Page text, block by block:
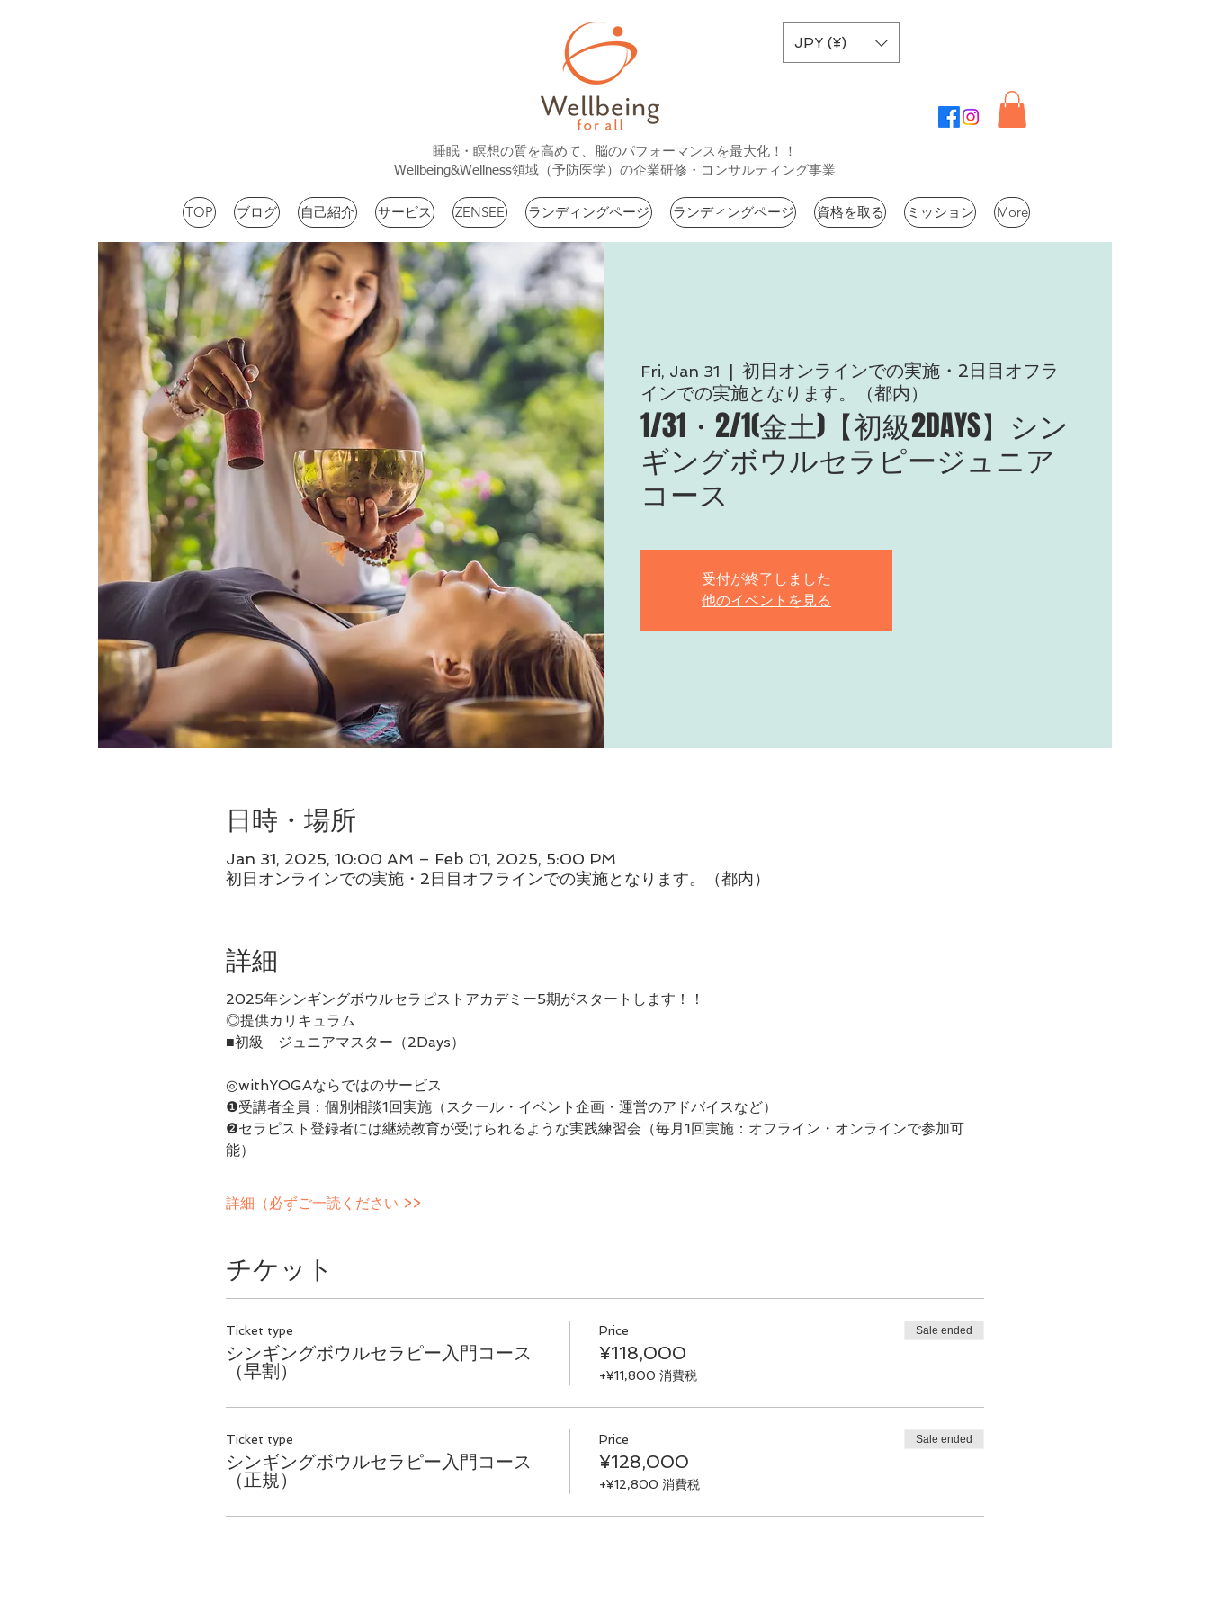
JPY (¥)
睡眠・瞑想の質を高めて、脳のパフォーマンスを最大化！！
Wellbeing&Wellness領域（予防医学）の企業研修・コンサルティング事業
TOP ブログ 自己紹介 サービス ZENSEE ランディングページ ランディングページ 資格を取る ミッション More
Fri, Jan 31
初日オンラインでの実施・2日目オフラ
インでの実施となります。（都内）
1/31・2/1(金土)【初級2DAYS】シン
ギングボウルセラピージュニア
コース
受付が終了しました
他のイベントを見る
日時・場所
Jan 31, 2025, 10:00 AM – Feb 01, 2025, 5:00 PM
初日オンラインでの実施・2日目オフラインでの実施となります。（都内）
詳細
2025年シンギングボウルセラピストアカデミー5期がスタートします！！
◎提供カリキュラム
■初級　ジュニア​マスター（2Days）
◎withYOGAならではのサービス
❶受講者全員：個別相談1回実施（スクール・イベント企画・運営のアドバイスなど）
❷セラピスト登録者には継続教育が受けられるような実践練習会（毎月1回実施：オフライン・オンラインで参加可
能）
詳細（必ずご一読ください >>
チケット
Ticket type
シンギングボウルセラピー入門コース
（早割）
Price
¥118,000
+¥11,800 消費税
Sale ended
Ticket type
シンギングボウルセラピー入門コース
（正規）
Price
¥128,000
+¥12,800 消費税
Sale ended